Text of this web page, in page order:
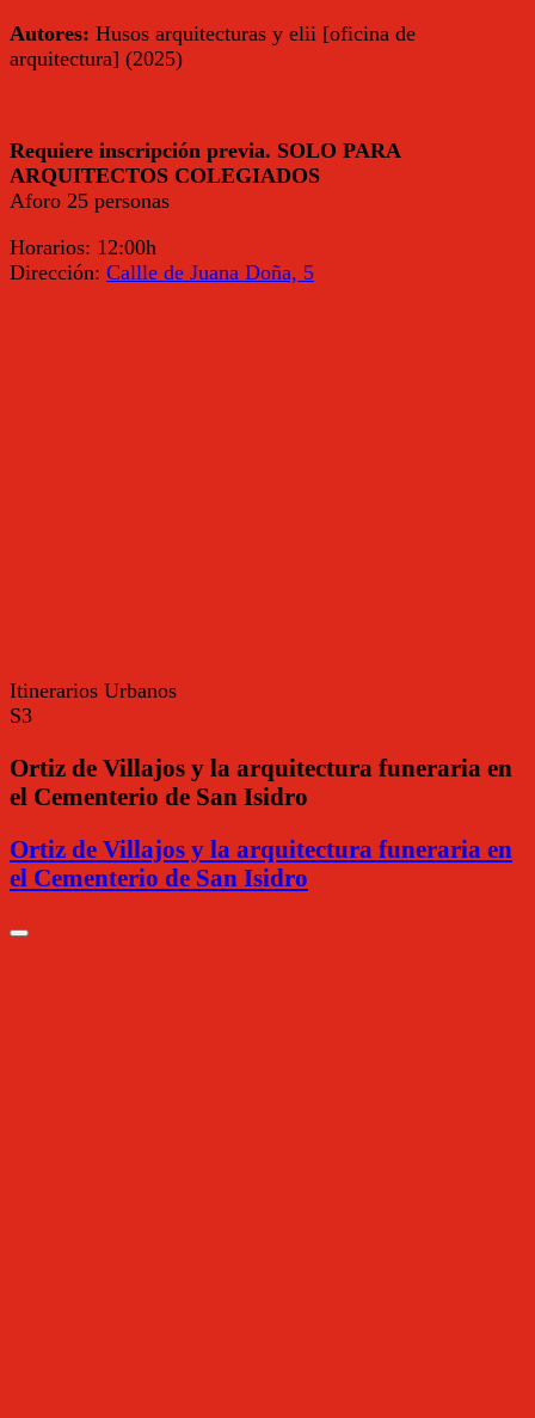
Autores: Husos arquitecturas y elii [oficina de
arquitectura] (2025)
Requiere inscripción previa. SOLO PARA
ARQUITECTOS COLEGIADOS
Aforo 25 personas
Horarios: 12:00h
Dirección: Callle de Juana Doña, 5
Itinerarios Urbanos
S3
Ortiz de Villajos y la arquitectura funeraria en
el Cementerio de San Isidro
Ortiz de Villajos y la arquitectura funeraria en
el Cementerio de San Isidro